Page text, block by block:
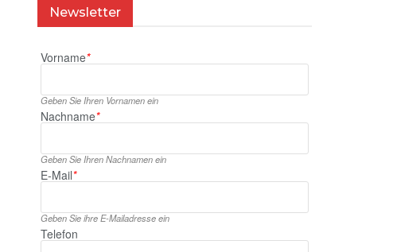
Newsletter
Vorname*
Geben Sie Ihren Vornamen ein
Nachname*
Geben Sie Ihren Nachnamen ein
E‑Mail*
Geben Sie ihre E‑Mailadresse ein
Telefon